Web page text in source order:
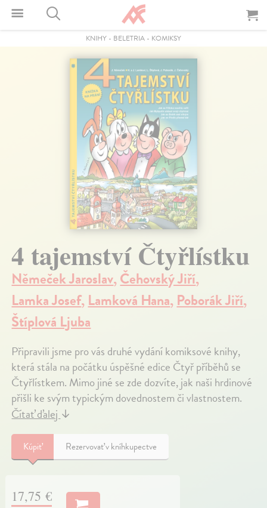
KNIHY - BELETRIA - KOMIKSY
4 tajemství Čtyřlístku
Němeček Jaroslav,Čehovský Jiří,
Lamka Josef,Lamková Hana,Poborák Jiří,
Štíplová Ljuba
Připravili jsme pro vás druhé vydání komiksové knihy,
která stála na počátku úspěšné edice Čtyř příběhů se
Čtyřlístkem. Mimo jiné se zde dozvíte, jak naši hrdinové
přišli ke svým typickým dovednostem či vlastnostem.
Čítať ďalej ↓
Kúpiť Rezervovať v kníhkupectve
17,75 €